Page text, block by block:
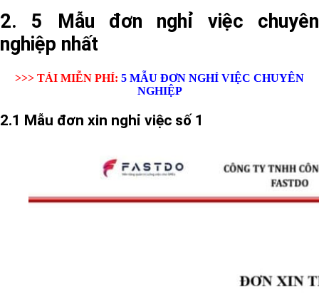
2. 5 Mẫu đơn nghỉ việc chuyên
nghiệp nhất
>>> TẢI MIỄN PHÍ: 5 MẪU ĐƠN NGHỈ VIỆC CHUYÊN
NGHIỆP
2.1 Mẫu đơn xin nghỉ việc số 1